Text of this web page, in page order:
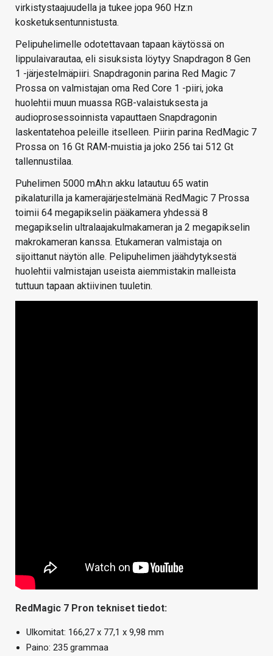
virkistystaajuudella ja tukee jopa 960 Hz:n
kosketuksentunnistusta.
Pelipuhelimelle odotettavaan tapaan käytössä on
lippulaivarautaa, eli sisuksista löytyy Snapdragon 8 Gen
1 -järjestelmäpiiri. Snapdragonin parina Red Magic 7
Prossa on valmistajan oma Red Core 1 -piiri, joka
huolehtii muun muassa RGB-valaistuksesta ja
audioprosessoinnista vapauttaen Snapdragonin
laskentatehoa peleille itselleen. Piirin parina RedMagic 7
Prossa on 16 Gt RAM-muistia ja joko 256 tai 512 Gt
tallennustilaa.
Puhelimen 5000 mAh:n akku latautuu 65 watin
pikalaturilla ja kamerajärjestelmänä RedMagic 7 Prossa
toimii 64 megapikselin pääkamera yhdessä 8
megapikselin ultralaajakulmakameran ja 2 megapikselin
makrokameran kanssa. Etukameran valmistaja on
sijoittanut näytön alle. Pelipuhelimen jäähdytyksestä
huolehtii valmistajan useista aiemmistakin malleista
tuttuun tapaan aktiivinen tuuletin.
RedMagic 7 Pron tekniset tiedot:
Ulkomitat: 166,27 x 77,1 x 9,98 mm
Paino: 235 grammaa